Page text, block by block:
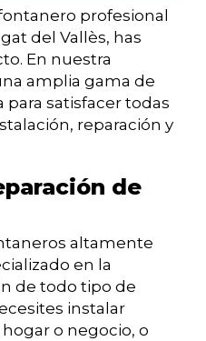
profesional
del Vallès, has
En nuestra
amplia gama de
satisfacer todas
reparación y
de
altamente
en la
de todo tipo de
instalar
o negocio, o